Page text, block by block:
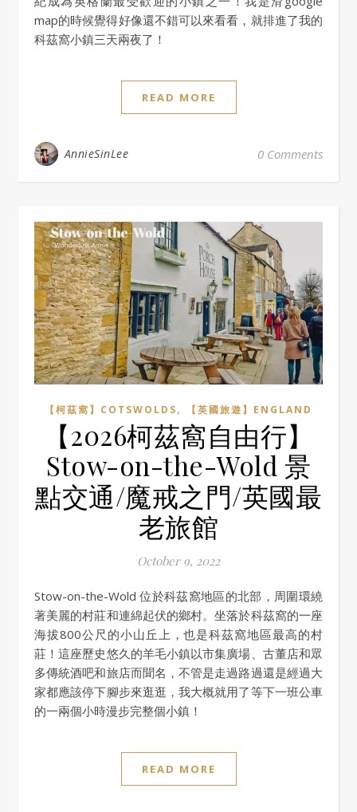
map的時候覺得好像還不錯可以來看看，就排進了我的
科茲窩小鎮三天兩夜了！
READ MORE
AnnieSinLee 0 Comments
【柯茲窩】COTSWOLDS, 【英國旅遊】ENGLAND
【2026柯茲窩自由行】
Stow-on-the-Wold 景
點交通/魔戒之門/英國最
老旅館
October 9, 2022
Stow-on-the-Wold 位於科茲窩地區的北部，周圍環繞
著美麗的村莊和連綿起伏的鄉村。坐落於科茲窩的一座
海拔800公尺的小山丘上，也是科茲窩地區最高的村
莊！這座歷史悠久的羊毛小鎮以市集廣場、古董店和眾
多傳統酒吧和旅店而聞名，不管是走過路過還是經過大
家都應該停下腳步來逛逛，我大概就用了等下一班公車
的一兩個小時漫步完整個小鎮！
READ MORE